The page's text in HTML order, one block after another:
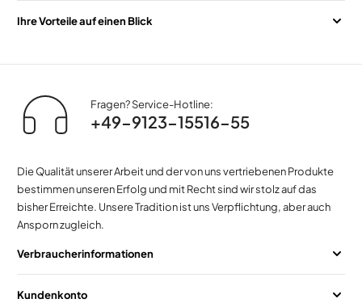
Ihre Vorteile auf einen Blick
Fragen? Service-Hotline:
+49-9123-15516-55
Die Qualität unserer Arbeit und der von uns vertriebenen Produkte
bestimmen unseren Erfolg und mit Recht sind wir stolz auf das
bisher Erreichte. Unsere Tradition ist uns Verpflichtung, aber auch
Ansporn zugleich.
Verbraucherinformationen
Kundenkonto